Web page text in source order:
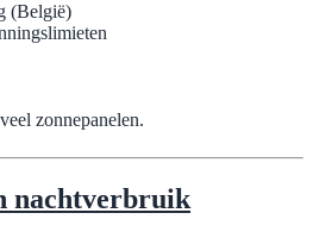
(België)
zonnepanelen.
nachtverbruik